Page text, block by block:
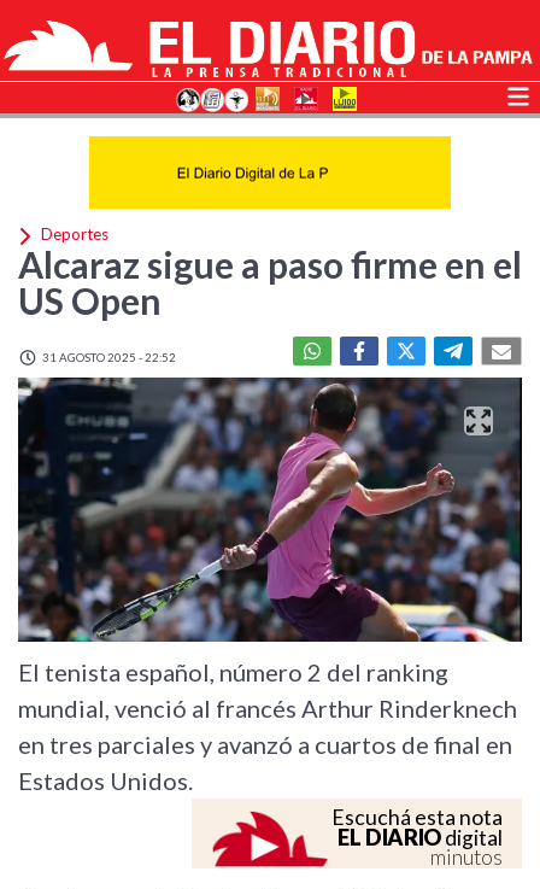
Deportes
Alcaraz sigue a paso firme en el
US Open
31 AGOSTO 2025 - 22:52
El tenista español, número 2 del ranking
mundial, venció al francés Arthur Rinderknech
en tres parciales y avanzó a cuartos de final en
Estados Unidos.
Escuchá esta nota
EL DIARIOdigital
minutos